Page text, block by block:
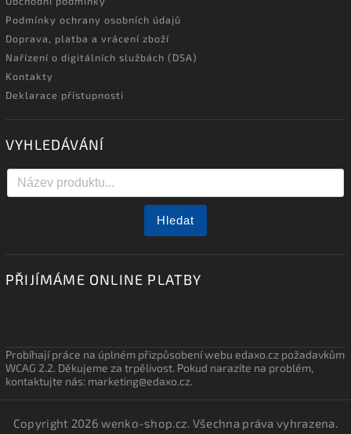
Podmínky ochrany osobních údajů
Doprava, platba a vrácení zboží
Nařízení o digitálních službách (DSA)
Kontakty
Deklarace přístupnosti
VYHLEDÁVÁNÍ
Hledat
PŘIJÍMÁME ONLINE PLATBY
Probíhají práce na úplném přizpůsobení webu edaxo.cz požadavkům
WCAG 2.2. Děkujeme za trpělivost. Pokud narazíte na problém,
kontaktujte nás: marketing@edaxo.cz.
Copyright 2026wenko-shop.cz. Všechna práva vyhrazena.